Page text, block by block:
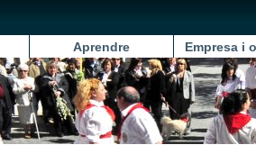
Aprendre Empresa i